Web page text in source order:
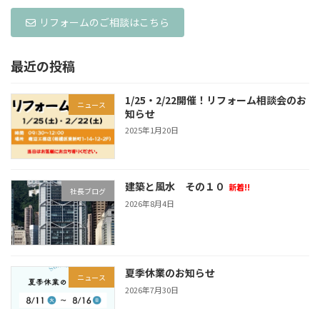
リフォームのご相談はこちら
最近の投稿
ニュース
1/25・2/22開催！リフォーム相談会のお
知らせ
2025年1月20日
社長ブログ 建築と風水 その１０ 新着!!
2026年8月4日
ニュース 夏季休業のお知らせ
2026年7月30日